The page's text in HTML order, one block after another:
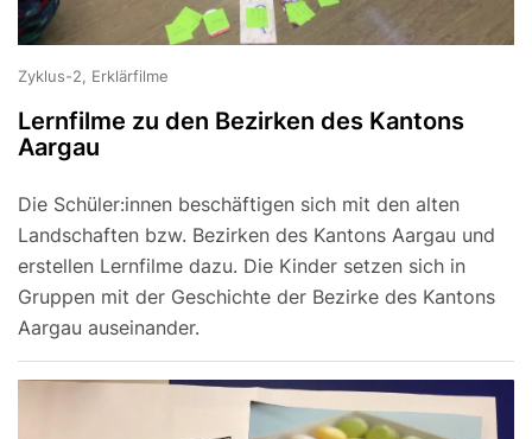
Zyklus-2, Erklärfilme
Lernfilme zu den Bezirken des Kantons
Aargau
Die Schüler:innen beschäftigen sich mit den alten
Landschaften bzw. Bezirken des Kantons Aargau und
erstellen Lernfilme dazu. Die Kinder setzen sich in
Gruppen mit der Geschichte der Bezirke des Kantons
Aargau auseinander.